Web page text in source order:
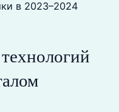
в 2023–2024